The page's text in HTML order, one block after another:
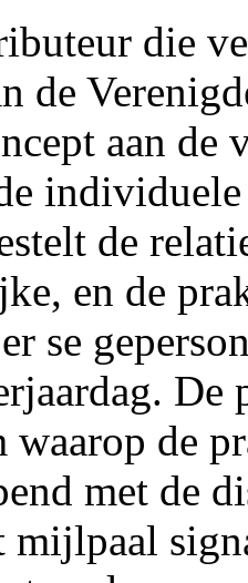
die
de
aan
de
en de
se
De
waarop de
met de
mijlpaal